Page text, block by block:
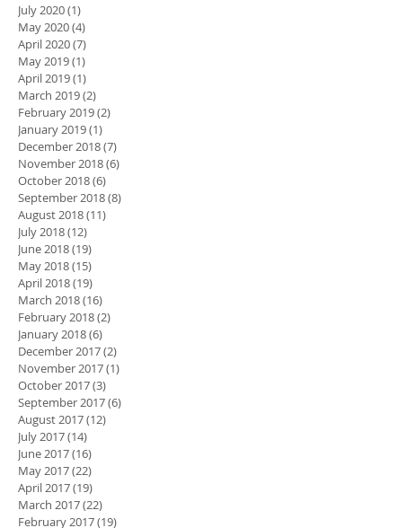
July 2020(1)
May 2020(4)
April 2020(7)
May 2019(1)
April 2019(1)
March 2019(2)
February 2019(2)
January 2019(1)
December 2018(7)
November 2018(6)
October 2018(6)
September 2018(8)
August 2018(11)
July 2018(12)
June 2018(19)
May 2018(15)
April 2018(19)
March 2018(16)
February 2018(2)
January 2018(6)
December 2017(2)
November 2017(1)
October 2017(3)
September 2017(6)
August 2017(12)
July 2017(14)
June 2017(16)
May 2017(22)
April 2017(19)
March 2017(22)
February 2017(19)